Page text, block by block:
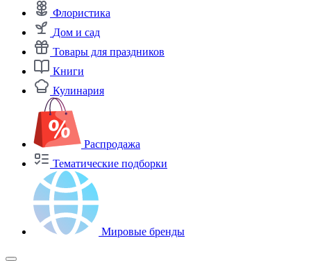
Флористика
Дом и сад
Товары для праздников
Книги
Кулинария
Распродажа
Тематические подборки
Мировые бренды